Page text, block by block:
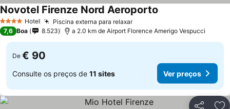
4 EstrelasHotel Piscina externa para relaxarVer preços
Novotel Firenze Nord Aeroporto
7,6 Boa 8.523 a 2.0 km de Airport Florence Amerigo Vespucci
De € 90
Consulte os preços de 11 sites Ver preços